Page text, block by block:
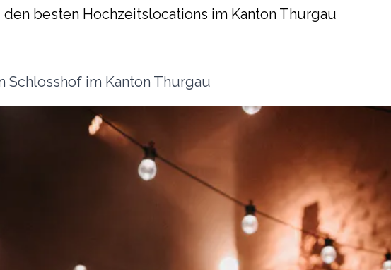
den besten Hochzeitslocations im Kanton Thurgau
Schlosshof im Kanton Thurgau